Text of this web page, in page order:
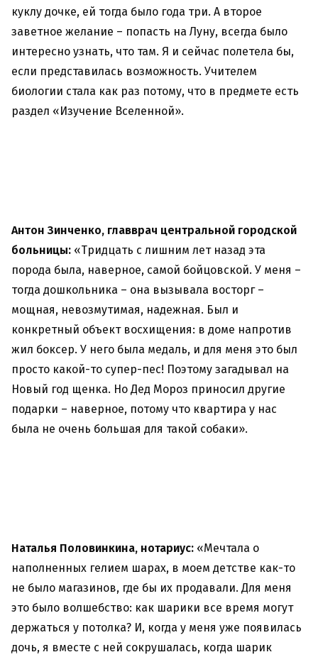
куклу дочке, ей тогда было года три. А второе
заветное желание – попасть на Луну, всегда было
интересно узнать, что там. Я и сейчас полетела бы,
если представилась возможность. Учителем
биологии стала как раз потому, что в предмете есть
раздел «Изучение Вселенной».
Антон Зинченко, главврач центральной городской
больницы: «Тридцать с лишним лет назад эта
порода была, наверное, самой бойцовской. У меня –
тогда дошкольника – она вызывала восторг –
мощная, невозмутимая, надежная. Был и
конкретный объект восхищения: в доме напротив
жил боксер. У него была медаль, и для меня это был
просто какой-то супер-пес! Поэтому загадывал на
Новый год щенка. Но Дед Мороз приносил другие
подарки – наверное, потому что квартира у нас
была не очень большая для такой собаки».
Наталья Половинкина, нотариус: «Мечтала о
наполненных гелием шарах, в моем детстве как-то
не было магазинов, где бы их продавали. Для меня
это было волшебство: как шарики все время могут
держаться у потолка? И, когда у меня уже появилась
дочь, я вместе с ней сокрушалась, когда шарик